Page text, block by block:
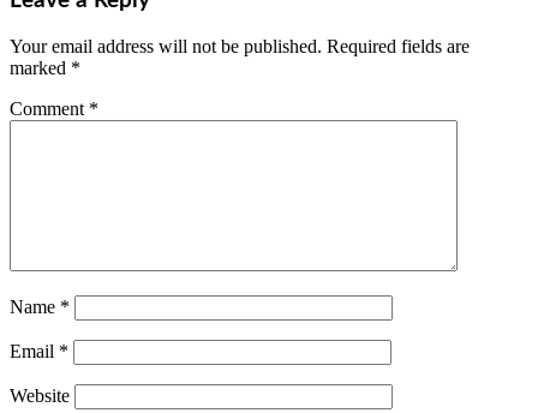
Your email address will not be published. Required fields are
marked *
Comment *
Name *
Email *
Website